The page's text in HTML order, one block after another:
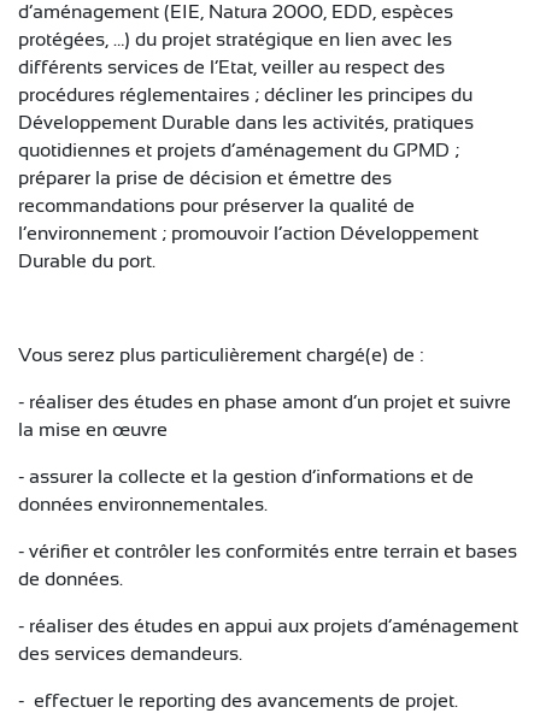
d’aménagement (EIE, Natura 2000, EDD, espèces
protégées, …) du projet stratégique en lien avec les
différents services de l’Etat, veiller au respect des
procédures réglementaires ; décliner les principes du
Développement Durable dans les activités, pratiques
quotidiennes et projets d’aménagement du GPMD ;
préparer la prise de décision et émettre des
recommandations pour préserver la qualité de
l’environnement ; promouvoir l’action Développement
Durable du port.
Vous serez plus particulièrement chargé(e) de :
- réaliser des études en phase amont d’un projet et suivre
la mise en œuvre
- assurer la collecte et la gestion d’informations et de
données environnementales.
- vérifier et contrôler les conformités entre terrain et bases
de données.
- réaliser des études en appui aux projets d’aménagement
des services demandeurs.
- effectuer le reporting des avancements de projet.